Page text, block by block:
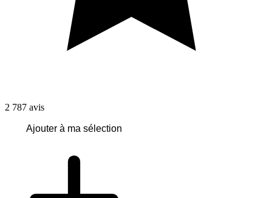
2 787 avis
Ajouter à ma sélection